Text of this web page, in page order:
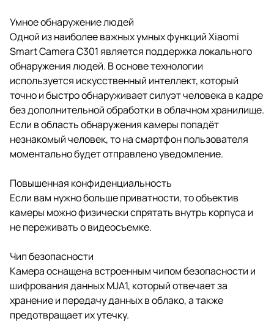
Умное обнаружение людей
Одной из наиболее важных умных функций Xiaomi
Smart Camera C301 является поддержка локального
обнаружения людей. В основе технологии
используется искусственный интеллект, который
точно и быстро обнаруживает силуэт человека в кадре
без дополнительной обработки в облачном хранилище.
Если в область обнаружения камеры попадёт
незнакомый человек, то на смартфон пользователя
моментально будет отправлено уведомление.
Повышенная конфиденциальность
Если вам нужно больше приватности, то объектив
камеры можно физически спрятать внутрь корпуса и
не переживать о видеосъемке.
Чип безопасности
Камера оснащена встроенным чипом безопасности и
шифрования данных MJA1, который отвечает за
хранение и передачу данных в облако, а также
предотвращает их утечку.